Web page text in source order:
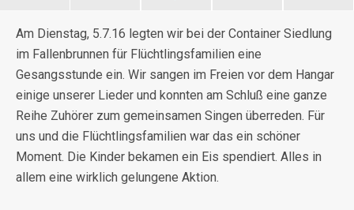
Am Dienstag, 5.7.16 legten wir bei der Container Siedlung
im Fallenbrunnen für Flüchtlingsfamilien eine
Gesangsstunde ein. Wir sangen im Freien vor dem Hangar
einige unserer Lieder und konnten am Schluß eine ganze
Reihe Zuhörer zum gemeinsamen Singen überreden. Für
uns und die Flüchtlingsfamilien war das ein schöner
Moment. Die Kinder bekamen ein Eis spendiert. Alles in
allem eine wirklich gelungene Aktion.